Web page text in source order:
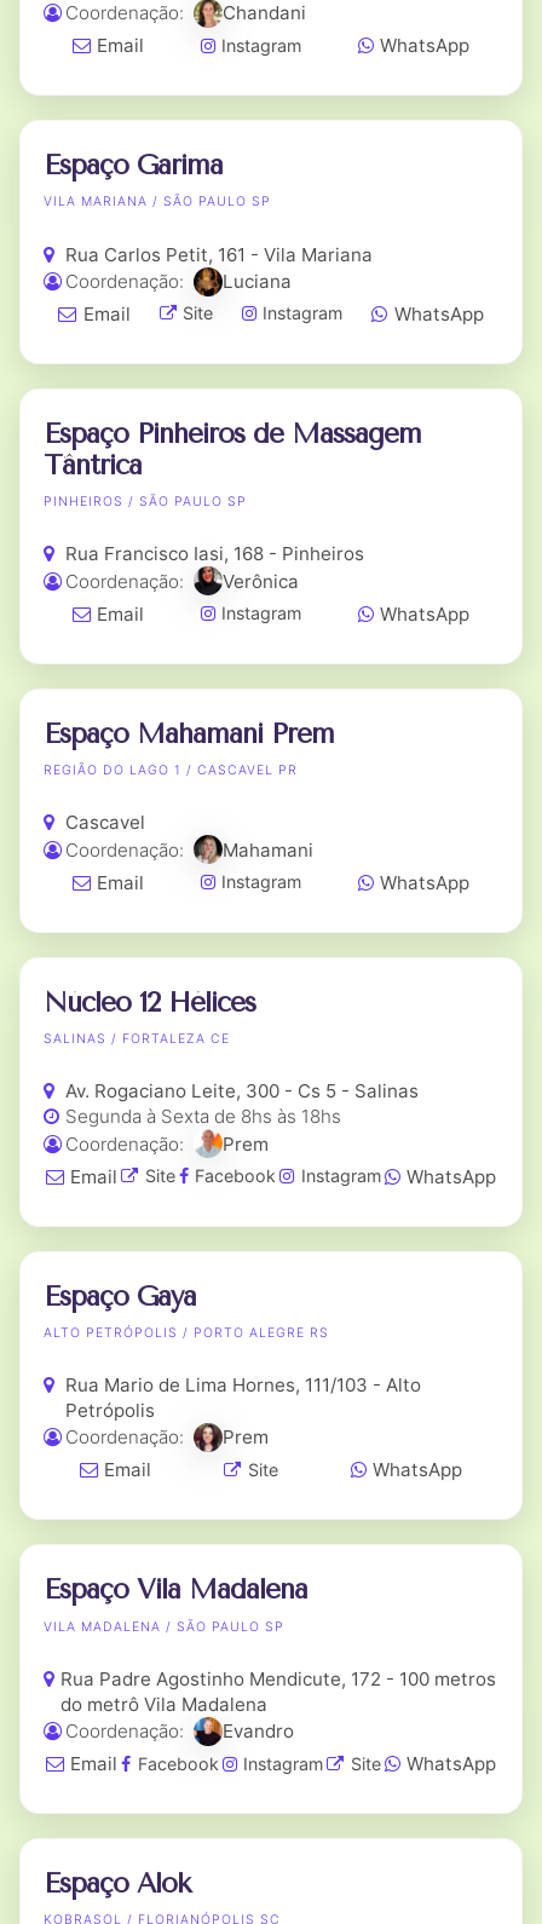
Coordenação:
Chandani
Email
Instagram WhatsApp
Espaço Garima
VILA MARIANA / SÃO PAULO SP
Rua Carlos Petit, 161 - Vila Mariana
Coordenação:
Luciana
Email
Site Instagram WhatsApp
Espaço Pinheiros de Massagem
Tântrica
PINHEIROS / SÃO PAULO SP
Rua Francisco Iasi, 168 - Pinheiros
Coordenação:
Verônica
Email
Instagram WhatsApp
Espaço Mahamani Prem
REGIÃO DO LAGO 1 / CASCAVEL PR
Cascavel
Coordenação:
Mahamani
Email
Instagram WhatsApp
Núcleo 12 Hélices
SALINAS / FORTALEZA CE
Av. Rogaciano Leite, 300 - Cs 5 - Salinas
Segunda à Sexta de 8hs às 18hs
Coordenação:
Prem
Email
Site Facebook Instagram WhatsApp
Espaço Gaya
ALTO PETRÓPOLIS / PORTO ALEGRE RS
Rua Mario de Lima Hornes, 111/103 - Alto
Petrópolis
Coordenação:
Prem
Email
Site WhatsApp
Espaço Vila Madalena
VILA MADALENA / SÃO PAULO SP
Rua Padre Agostinho Mendicute, 172 - 100 metros
do metrô Vila Madalena
Coordenação:
Evandro
Email
Facebook Instagram Site WhatsApp
Espaço Alok
KOBRASOL / FLORIANÓPOLIS SC